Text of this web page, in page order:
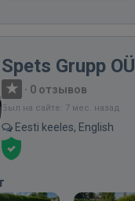
Spets Grupp OÜ
· 0 отзывов
Был на сайте: 7 мес. назад
Eesti keeles, English